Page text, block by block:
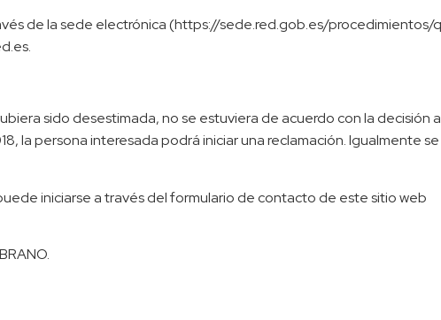
de la sede electrónica (https://sede.red.gob.es/
sido desestimada, no se estuviera de acuerdo con la decisión
la persona interesada podrá iniciar una reclamación. Igualmente
iniciarse a través del formulario de contacto de este sitio web